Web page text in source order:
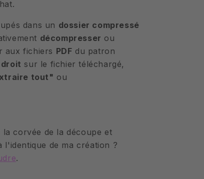
dans un dossier compressé
décompresser ou
aux fichiers PDF du patron
sur le fichier téléchargé,
tout" ou
la corvée de la découpe et
de ma création ?
.